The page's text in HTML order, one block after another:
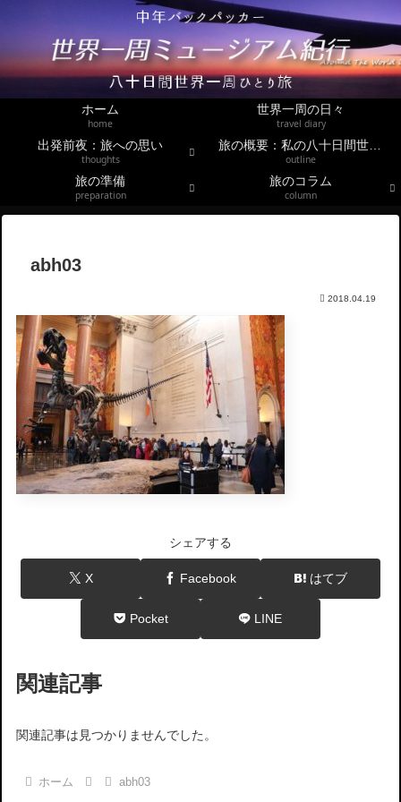
ホーム
home
世界一周の日々
travel diary
出発前夜：旅への思い
thoughts
旅の概要：私の八十日間世界一周
outline
旅の準備
preparation
旅のコラム
column
abh03
2018.04.19
シェアする
X Facebook はてブ
Pocket LINE
関連記事
関連記事は見つかりませんでした。
ホーム abh03